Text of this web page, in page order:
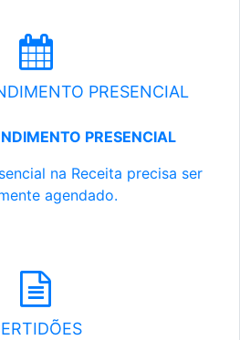
PRESENCIAL
PRESENCIAL
na Receita precisa ser
agendado.